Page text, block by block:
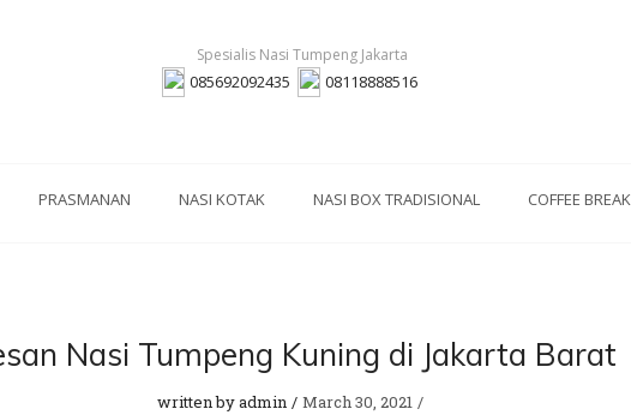
085692092435 08118888516
PRASMANAN NASI KOTAK NASI BOX TRADISIONAL COFFEE BREAK
Nasi Tumpeng Kuning di Jakarta Barat
written byadmin March 30, 2021